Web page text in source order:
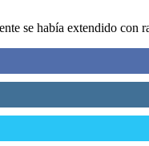
se había extendido con